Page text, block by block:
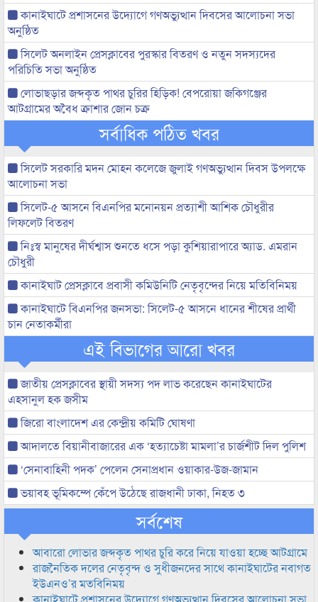
কানাইঘাটে প্রশাসনের উদ্যোগে গণঅভ্যুত্থান দিবসের আলোচনা সভা
অনুষ্ঠিত
সিলেট অনলাইন প্রেসক্লাবের পুরস্কার বিতরণ ও নতুন সদস্যদের
পরিচিতি সভা অনুষ্ঠিত
লোভাছড়ার জব্দকৃত পাথর চুরির হিড়িক! বেপরোয়া জকিগঞ্জের
আটগ্রামের অবৈধ ক্রাশার জোন চক্র
সর্বাধিক পঠিত খবর
সিলেট সরকারি মদন মোহন কলেজে জুলাই গণঅভ্যুত্থান দিবস উপলক্ষে
আলোচনা সভা
সিলেট-৫ আসনে বিএনপির মনোনয়ন প্রত্যাশী আশিক চৌধুরীর
লিফলেট বিতরণ
নিঃস্ব মানুষের দীর্ঘশ্বাস শুনতে ধসে পড়া কুশিয়ারাপারে অ্যাড. এমরান
চৌধুরী
কানাইঘাট প্রেসক্লাবে প্রবাসী কমিউনিটি নেতৃবৃন্দের নিয়ে মতিবিনিময়
কানাইঘাটে বিএনপির জনসভা: সিলেট-৫ আসনে ধানের শীষের প্রার্থী
চান নেতাকর্মীরা
এই বিভাগের আরো খবর
জাতীয় প্রেসক্লাবের স্থায়ী সদস্য পদ লাভ করেছেন কানাইঘাটের
এহসানুল হক জসীম
জিরো বাংলাদেশ এর কেন্দ্রীয় কমিটি ঘোষণা
আদালতে বিয়ানীবাজারের এক ‘হত্যাচেষ্টা মামলা’র চার্জশীট দিল পুলিশ
‘সেনাবাহিনী পদক’ পেলেন সেনাপ্রধান ওয়াকার-উজ-জামান
ভয়াবহ ভূমিকম্পে কেঁপে উঠেছে রাজধানী ঢাকা, নিহত ৩
সর্বশেষ
আবারো লোভার জব্দকৃত পাথর চুরি করে নিয়ে যাওয়া হচ্ছে আটগ্রামে
রাজনৈতিক দলের নেতৃবৃন্দ ও সুধীজনদের সাথে কানাইঘাটের নবাগত
ইউএনও’র মতবিনিময়